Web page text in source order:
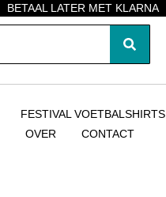
BETAAL LATER MET KLARNA
FESTIVAL VOETBALSHIRTS
OVER CONTACT